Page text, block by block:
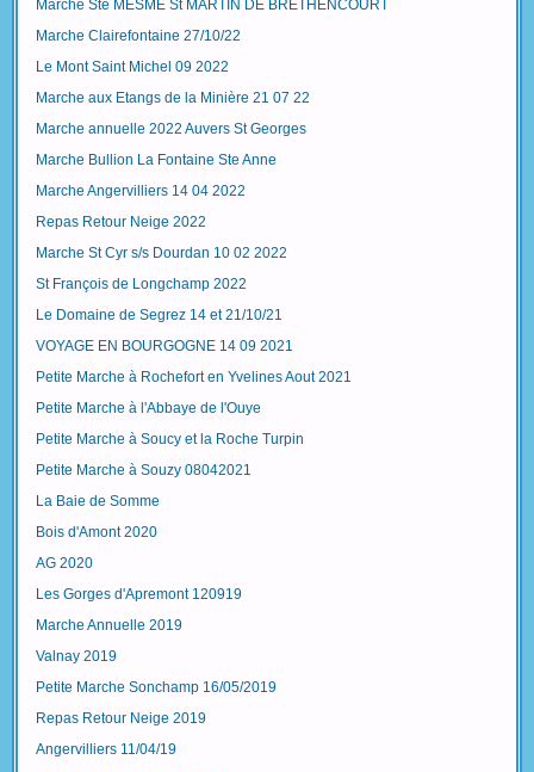
Marche Ste MESME St MARTIN DE BRETHENCOURT
Marche Clairefontaine 27/10/22
Le Mont Saint Michel 09 2022
Marche aux Etangs de la Minière 21 07 22
Marche annuelle 2022 Auvers St Georges
Marche Bullion La Fontaine Ste Anne
Marche Angervilliers 14 04 2022
Repas Retour Neige 2022
Marche St Cyr s/s Dourdan 10 02 2022
St François de Longchamp 2022
Le Domaine de Segrez 14 et 21/10/21
VOYAGE EN BOURGOGNE 14 09 2021
Petite Marche à Rochefort en Yvelines Aout 2021
Petite Marche à l'Abbaye de l'Ouye
Petite Marche à Soucy et la Roche Turpin
Petite Marche à Souzy 08042021
La Baie de Somme
Bois d'Amont 2020
AG 2020
Les Gorges d'Apremont 120919
Marche Annuelle 2019
Valnay 2019
Petite Marche Sonchamp 16/05/2019
Repas Retour Neige 2019
Angervilliers 11/04/19